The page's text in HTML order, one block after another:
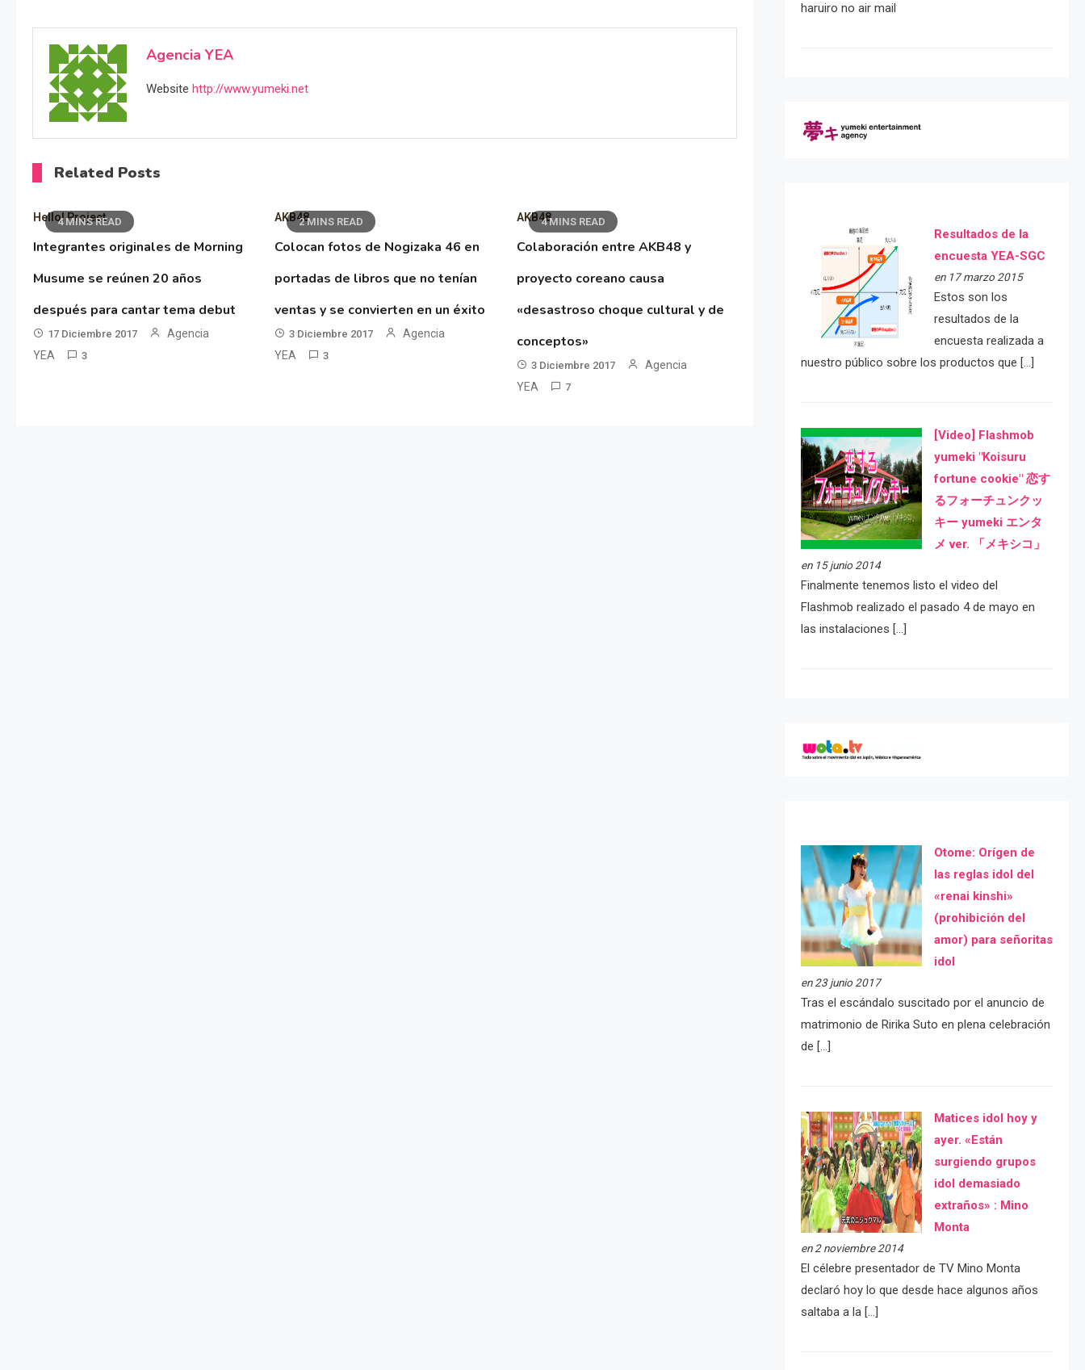
Agencia YEA
Website http://www.yumeki.net
Related Posts
4 MINS READ
Hello! Project
Integrantes originales de Morning
Musume se reúnen 20 años
después para cantar tema debut
17 Diciembre 2017
Agencia
YEA
3
2 MINS READ
AKB48
Colocan fotos de Nogizaka 46 en
portadas de libros que no tenían
ventas y se convierten en un éxito
3 Diciembre 2017
Agencia
YEA
3
4 MINS READ
AKB48
Colaboración entre AKB48 y
proyecto coreano causa
«desastroso choque cultural y de
conceptos»
3 Diciembre 2017
Agencia
YEA
7
haruiro no air mail
Resultados de la
encuesta YEA-SGC
en 17 marzo 2015
Estos son los
resultados de la
encuesta realizada a
nuestro público sobre los productos que […]
[Video] Flashmob
yumeki "Koisuru
fortune cookie" 恋す
るフォーチュンクッ
キー yumeki エンタ
メ ver. 「メキシコ」
en 15 junio 2014
Finalmente tenemos listo el video del
Flashmob realizado el pasado 4 de mayo en
las instalaciones […]
Otome: Orígen de
las reglas idol del
«renai kinshi»
(prohibición del
amor) para señoritas
idol
en 23 junio 2017
Tras el escándalo suscitado por el anuncio de
matrimonio de Ririka Suto en plena celebración
de […]
Matices idol hoy y
ayer. «Están
surgiendo grupos
idol demasiado
extraños» : Mino
Monta
en 2 noviembre 2014
El célebre presentador de TV Mino Monta
declaró hoy lo que desde hace algunos años
saltaba a la […]